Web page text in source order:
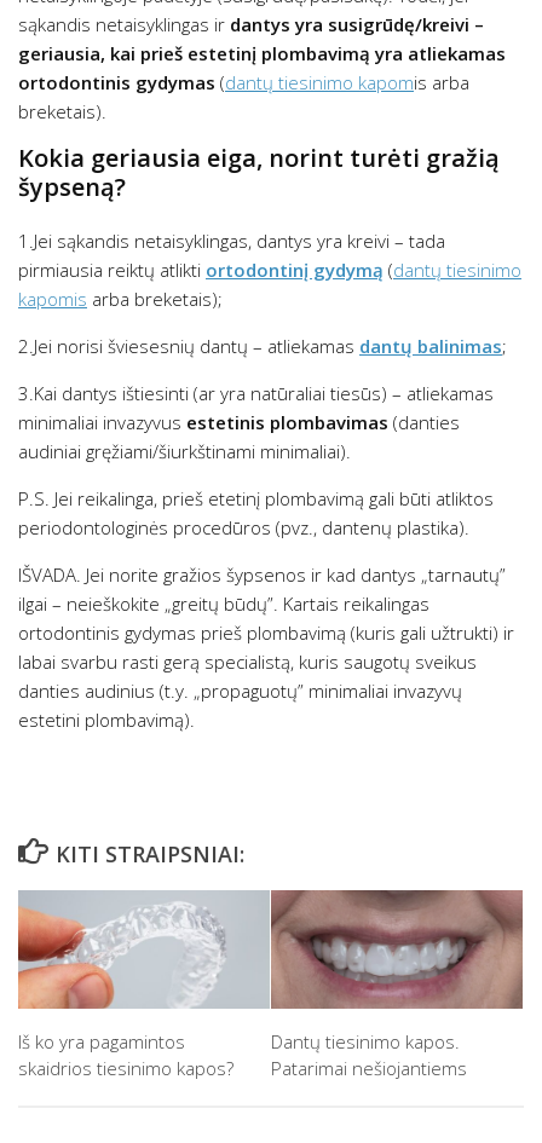
sąkandis netaisyklingas ir dantys yra susigrūdę/kreivi –
geriausia, kai prieš estetinį plombavimą yra atliekamas
ortodontinis gydymas (dantų tiesinimo kapomis arba
breketais).
Kokia geriausia eiga, norint turėti gražią
šypseną?
1.Jei sąkandis netaisyklingas, dantys yra kreivi – tada
pirmiausia reiktų atlikti ortodontinį gydymą (dantų tiesinimo
kapomis arba breketais);
2.Jei norisi šviesesnių dantų – atliekamas dantų balinimas;
3.Kai dantys ištiesinti (ar yra natūraliai tiesūs) – atliekamas
minimaliai invazyvus estetinis plombavimas (danties
audiniai gręžiami/šiurkštinami minimaliai).
P.S. Jei reikalinga, prieš etetinį plombavimą gali būti atliktos
periodontologinės procedūros (pvz., dantenų plastika).
IŠVADA. Jei norite gražios šypsenos ir kad dantys „tarnautų”
ilgai – neieškokite „greitų būdų”. Kartais reikalingas
ortodontinis gydymas prieš plombavimą (kuris gali užtrukti) ir
labai svarbu rasti gerą specialistą, kuris saugotų sveikus
danties audinius (t.y. „propaguotų” minimaliai invazyvų
estetini plombavimą).
KITI STRAIPSNIAI:
Iš ko yra pagamintos
skaidrios tiesinimo kapos?
Dantų tiesinimo kapos.
Patarimai nešiojantiems